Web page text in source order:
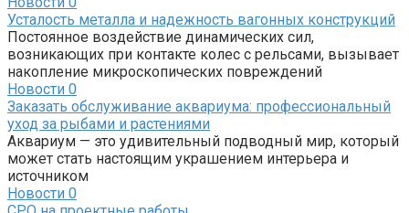
Усталость металла и надежность вагонных конструкций
Постоянное воздействие динамических сил,
возникающих при контакте колес с рельсами, вызывает
накопление микроскопических повреждений
Новости 0
Заказать обслуживание аквариума: профессиональный
уход за рыбами и растениями
Аквариум — это удивительный подводный мир, который
может стать настоящим украшением интерьера и
источником
Новости 0